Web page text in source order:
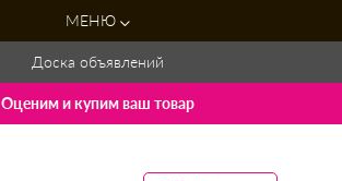
МЕНЮ
Доска объявлений
Оценим и купим ваш товар